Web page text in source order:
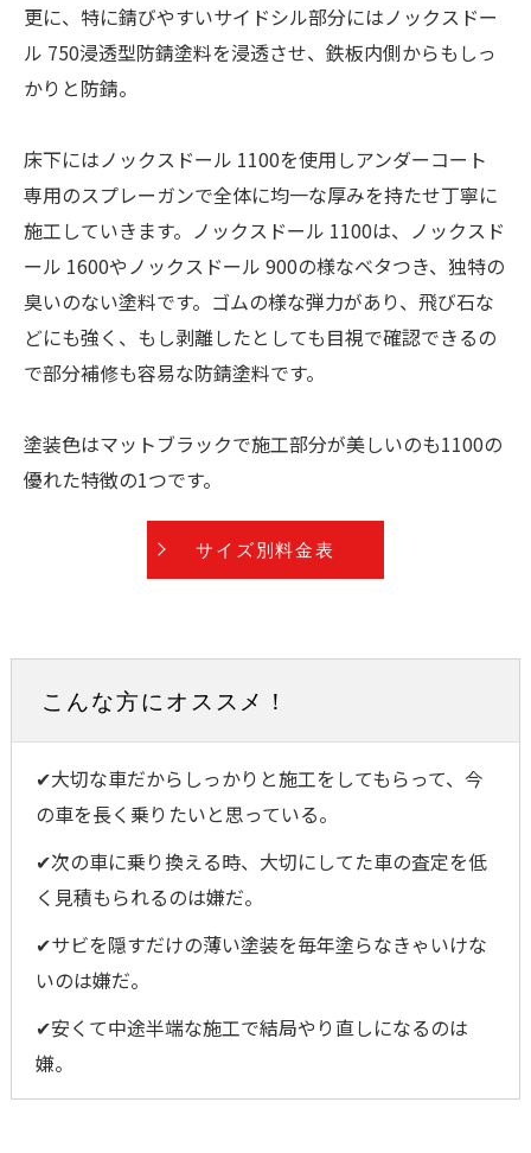
更に、特に錆びやすいサイドシル部分にはノックスドー
ル 750浸透型防錆塗料を浸透させ、鉄板内側からもしっ
かりと防錆。
床下にはノックスドール 1100を使用しアンダーコート
専用のスプレーガンで全体に均一な厚みを持たせ丁寧に
施工していきます。ノックスドール 1100は、ノックスド
ール 1600やノックスドール 900の様なベタつき、独特の
臭いのない塗料です。ゴムの様な弾力があり、飛び石な
どにも強く、もし剥離したとしても目視で確認できるの
で部分補修も容易な防錆塗料です。
塗装色はマットブラックで施工部分が美しいのも1100の
優れた特徴の1つです。
サイズ別料金表
こんな方にオススメ！
✔︎大切な車だからしっかりと施工をしてもらって、今
の車を長く乗りたいと思っている。
✔︎次の車に乗り換える時、大切にしてた車の査定を低
く見積もられるのは嫌だ。
✔︎サビを隠すだけの薄い塗装を毎年塗らなきゃいけな
いのは嫌だ。
✔︎安くて中途半端な施工で結局やり直しになるのは
嫌。